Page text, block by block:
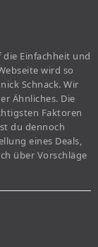
Einfachheit und
wird so
Schnack. Wir
Ähnliches. Die
Faktoren
du dennoch
eines Deals,
über Vorschläge